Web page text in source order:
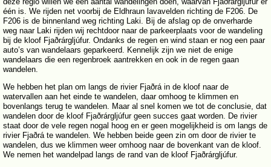
één is. We rijden net voorbij de Eldhraun lavavelden richting de F206. De
F206 is de binnenland weg richting Laki. Bij de afslag op de onverharde
weg naar Laki rijden wij rechtdoor naar de parkeerplaats voor de wandeling
bij de kloof Fjaðrárgljúfur. Ondanks de regen en wind staan er nog een paar
auto’s van wandelaars geparkeerd. Kennelijk zijn we niet de enige
wandelaars die een regenbroek aantrekken en ook in de regen gaan
wandelen.
We hebben het plan om langs de rivier Fjaðrá in de kloof naar de
watervallen aan het einde te wandelen, daar omhoog te klimmen en
bovenlangs terug te wandelen. Maar al snel komen we tot de conclusie, dat
wandelen door de kloof Fjaðrárgljúfur geen succes gaat worden. De rivier
staat door de vele regen nogal hoog en er geen mogelijkheid is om langs de
rivier Fjaðrá te wandelen. We hebben beide geen zin om door de rivier te
wandelen, dus we klimmen weer omhoog naar de bovenkant van de kloof.
We nemen het wandelpad langs de rand van de kloof Fjaðrárgljúfur.